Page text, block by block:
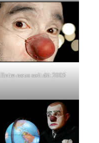
Entre-nous soit dit 2005